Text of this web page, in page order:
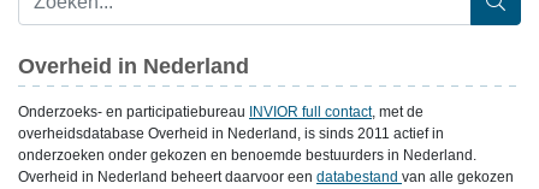
Overheid in Nederland
Onderzoeks- en participatiebureau INVIOR full contact, met de
overheidsdatabase Overheid in Nederland, is sinds 2011 actief in
onderzoeken onder gekozen en benoemde bestuurders in Nederland.
Overheid in Nederland beheert daarvoor een databestand van alle gekozen